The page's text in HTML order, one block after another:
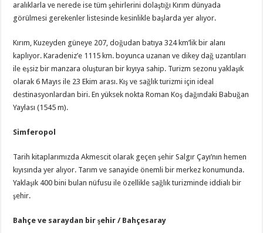
aralıklarla ve nerede ise tüm şehirlerini dolaştığı Kırım dünyada
görülmesi gerekenler listesinde kesinlikle başlarda yer alıyor.
Kırım, Kuzeyden güneye 207, doğudan batıya 324 km’lik bir alanı
kaplıyor. Karadeniz’e 1115 km. boyunca uzanan ve dikey dağ uzantıları
ile eşsiz bir manzara oluşturan bir kıyıya sahip. Turizm sezonu yaklaşık
olarak 6 Mayıs ile 23 Ekim arası. Kış ve sağlık turizmi için ideal
destinasyonlardan biri. En yüksek nokta Roman Koş dağındaki Babuğan
Yaylası (1545 m).
Simferopol
Tarih kitaplarımızda Akmescit olarak geçen şehir Salgır Çayı’nın hemen
kıyısında yer alıyor. Tarım ve sanayide önemli bir merkez konumunda.
Yaklaşık 400 bini bulan nüfusu ile özellikle sağlık turizminde iddialı bir
şehir.
Bahçe ve saraydan bir şehir / Bahçesaray